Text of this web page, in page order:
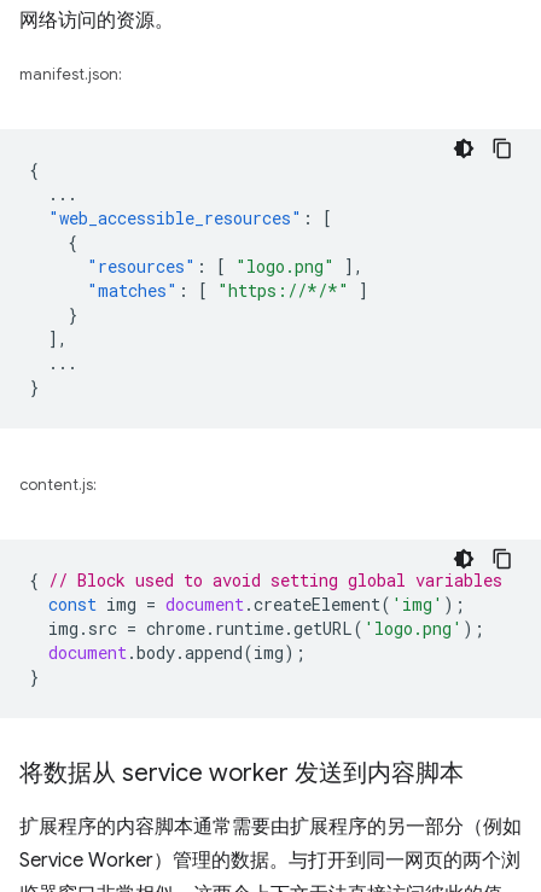
网络访问的资源。
manifest.json:
{
...
"web_accessible_resources" :
[
{
"resources" : [ "logo.png"
],
"matches" : [ "https://*/*"
]
}
],
...
}
content.js:
{ // Block used to avoid setting global variables
const img = document.createElement( 'img' );
img . src = chrome. runtime.getURL( 'logo.png' );
document.body.append(img);
}
将数据从 service worker 发送到内容脚本
扩展程序的内容脚本通常需要由扩展程序的另一部分（例如
Service Worker）管理的数据。与打开到同一网页的两个浏